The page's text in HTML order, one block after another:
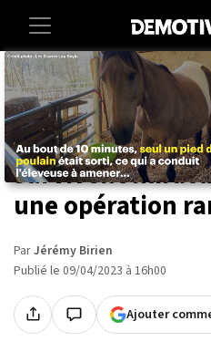
Accueil Societe Animaux
“La petite
une jument et
survivent
une opération
ParJérémy Birien
Publié le 09/04/2023 à 16h00
Ajouter